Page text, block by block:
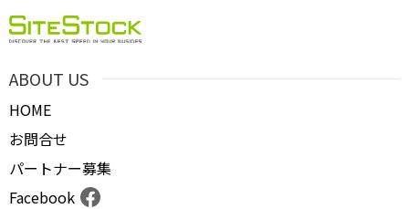
ABOUT US
HOME
お問合せ
パートナー募集
Facebook